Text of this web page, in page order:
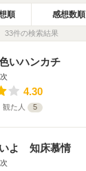
順 感想数順
33件の検索結果
いハンカチ
4.30
観た人 5
よ 知床慕情